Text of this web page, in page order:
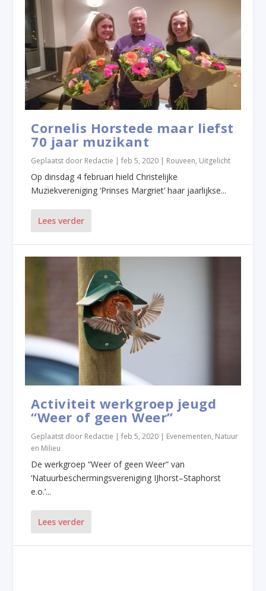
Cornelis Horstede maar liefst
70 jaar muzikant
Geplaatst door Redactie |feb 5, 2020 | Rouveen, Uitgelicht
Op dinsdag 4 februari hield Christelijke
Muziekvereniging ‘Prinses Margriet’ haar jaarlijkse...
Lees verder
Activiteit werkgroep jeugd
“Weer of geen Weer”
Geplaatst door Redactie |feb 5, 2020 | Evenementen, Natuur
en Milieu
De werkgroep “Weer of geen Weer” van
‘Natuurbeschermingsvereniging IJhorst–Staphorst
e.o.’...
Lees verder